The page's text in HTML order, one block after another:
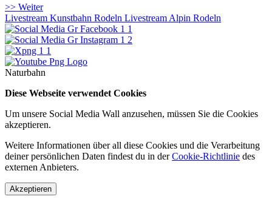
>> Weiter
Livestream Kunstbahn Rodeln Livestream Alpin Rodeln
Naturbahn
Diese Webseite verwendet Cookies
Um unsere Social Media Wall anzusehen, müssen Sie die Cookies
akzeptieren.
Weitere Informationen über all diese Cookies und die Verarbeitung
deiner persönlichen Daten findest du in derCookie-Richtlinie des
externen Anbieters.
Akzeptieren